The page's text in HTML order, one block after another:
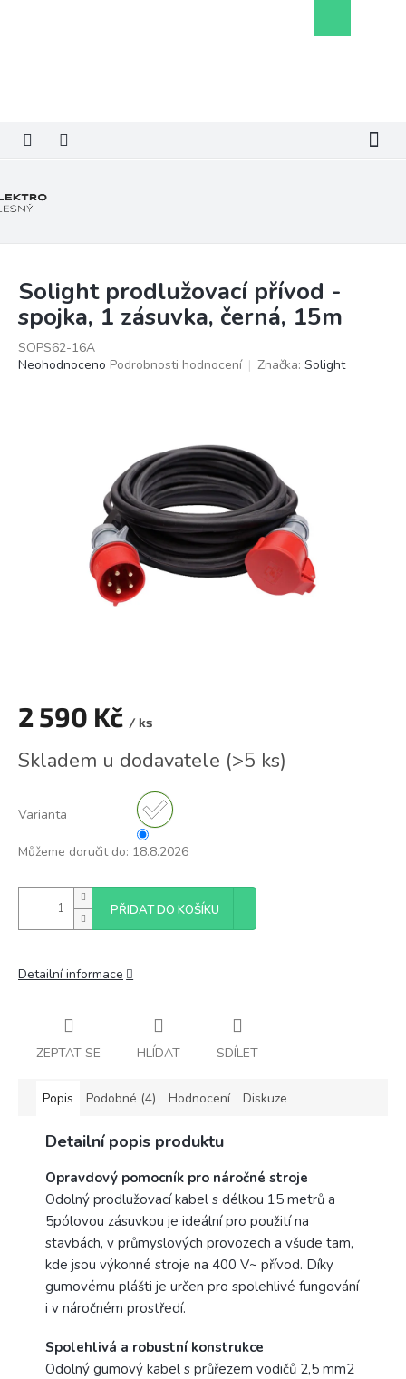
košík
Solight prodlužovací přívod -
spojka, 1 zásuvka, černá, 15m
SOPS62-16A
Průměrné
Neohodnoceno Podrobnosti hodnocení Značka: Solight
2 590 Kč / ks
cena:
Skladem u dodavatele (>5 ks)
Varianta
Můžeme doručit do: 18.8.2026
PŘIDAT DO KOŠÍKU
Detailní informace
ZEPTAT SE HLÍDAT SDÍLET
Popis Podobné (4) Hodnocení Diskuze
Detailní popis produktu
Opravdový pomocník pro náročné stroje
Odolný prodlužovací kabel s délkou 15 metrů a
5pólovou zásuvkou je ideální pro použití na
stavbách, v průmyslových provozech a všude tam,
kde jsou výkonné stroje na 400 V~ přívod. Díky
gumovému plášti je určen pro spolehlivé fungování
i v náročném prostředí.
Spolehlivá a robustní konstrukce
Odolný gumový kabel s průřezem vodičů 2,5 mm2